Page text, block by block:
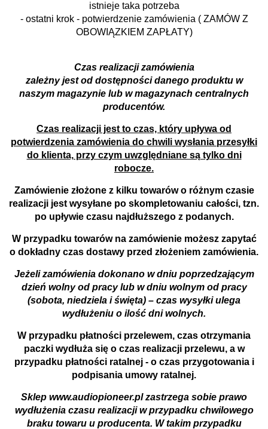
istnieje taka potrzeba
- ostatni krok - potwierdzenie zamówienia ( ZAMÓW Z
OBOWIĄZKIEM ZAPŁATY)
Czas realizacji zamówienia
zależny jest od dostępności danego produktu w
naszym magazynie lub w magazynach centralnych
producentów.
Czas realizacji jest to czas, który upływa od
potwierdzenia zamówienia do chwili wysłania przesyłki
do klienta, przy czym uwzględniane są tylko dni
robocze.
Zamówienie złożone z kilku towarów o różnym czasie
realizacji jest wysyłane po skompletowaniu całości, tzn.
po upływie czasu najdłuższego z podanych.
W przypadku towarów na zamówienie możesz zapytać
o dokładny czas dostawy przed złożeniem zamówienia.
Jeżeli zamówienia dokonano w dniu poprzedzającym
dzień wolny od pracy lub w dniu wolnym od pracy
(sobota, niedziela i święta) – czas wysyłki ulega
wydłużeniu o ilość dni wolnych.
W przypadku płatności przelewem, czas otrzymania
paczki wydłuża się o czas realizacji przelewu, a w
przypadku płatności ratalnej - o czas przygotowania i
podpisania umowy ratalnej.
Sklep www.audiopioneer.pl zastrzega sobie prawo
wydłużenia czasu realizacji w przypadku chwilowego
braku towaru u producenta. W takim przypadku